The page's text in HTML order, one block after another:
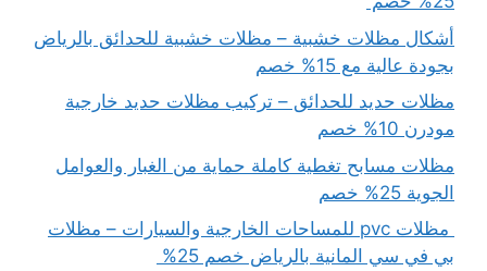
أشكال مظلات خشبية – مظلات خشبية للحدائق بالرياض
بجودة عالية مع 15% خصم
مظلات حديد للحدائق – تركيب مظلات حديد خارجية
مودرن 10% خصم
مظلات مسابح تغطية كاملة حماية من الغبار والعوامل
الجوية 25% خصم
مظلات pvc للمساحات الخارجية والسيارات – مظلات
بي في سي المانية بالرياض خصم 25%